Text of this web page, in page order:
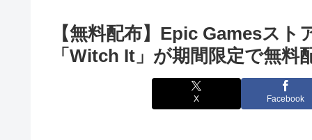
【無料配布】Epic Gamesス
「Witch It」が期間限定で無料
X Facebook